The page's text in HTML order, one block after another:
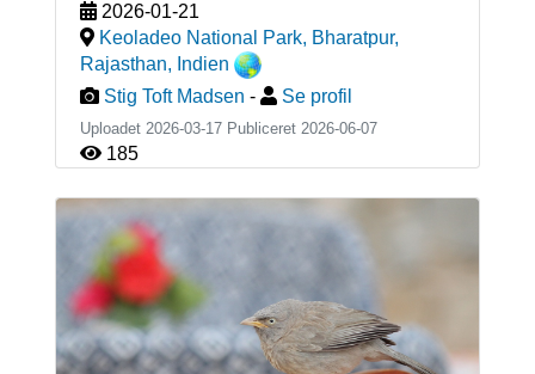
2026-01-21
Keoladeo National Park, Bharatpur,
Rajasthan, Indien
Stig Toft Madsen - Se profil
Uploadet 2026-03-17 Publiceret 2026-06-07
185